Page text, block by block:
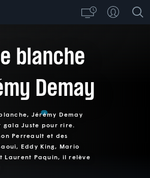
blanche
Demay
Jérémy Demay
gala Juste pour rire.
Perreault et des
Eddy King, Mario
Laurent Paquin, il relève